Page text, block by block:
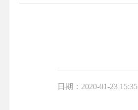
日期：2020-01-23 15:35